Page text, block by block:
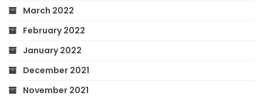
March 2022
February 2022
January 2022
December 2021
November 2021